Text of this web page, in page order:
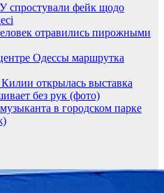
фейк щодо
отравились пирожными
Одессы маршрутка
открылась выставка
без рук (фото)
в городском парке